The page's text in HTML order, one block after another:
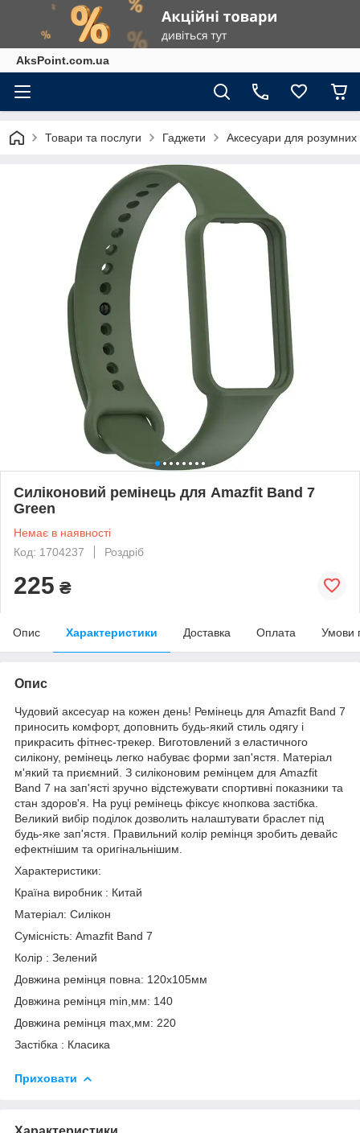
AksPoint.com.ua
Товари та послуги Гаджети Аксесуари для розумних
Силіконовий ремінець для Amazfit Band 7
Green
Немає в наявності
Код: 1704237
Роздріб
225 ₴
Опис Характеристики Доставка Оплата Умови
Опис
Чудовий аксесуар на кожен день! Ремінець для Amazfit Band 7
приносить комфорт, доповнить будь-який стиль одягу і
прикрасить фітнес-трекер. Виготовлений з еластичного
силікону, ремінець легко набуває форми зап'ястя. Матеріал
м'який та приємний. З силіконовим ремінцем для Amazfit
Band 7 на зап'ясті зручно відстежувати спортивні показники та
стан здоров'я. На руці ремінець фіксує кнопкова застібка.
Великий вибір поділок дозволить налаштувати браслет під
будь-яке зап'ястя. Правильний колір ремінця зробить девайс
ефектнішим та оригінальнішим.
Характеристики:
Країна виробник : Китай
Матеріал: Силікон
Сумісність: Amazfit Band 7
Колір : Зелений
Довжина ремінця повна: 120х105мм
Довжина ремінця min,мм: 140
Довжина ремінця max,мм: 220
Застібка : Класика
Приховати